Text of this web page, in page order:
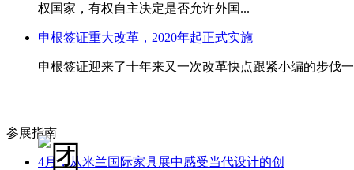
权国家，有权自主决定是否允许外国...
申根签证重大改革，2020年起正式实施
申根签证迎来了十年来又一次改革快点跟紧小编的步伐
参展指南
4月，从米兰国际家具展中感受当代设计的创